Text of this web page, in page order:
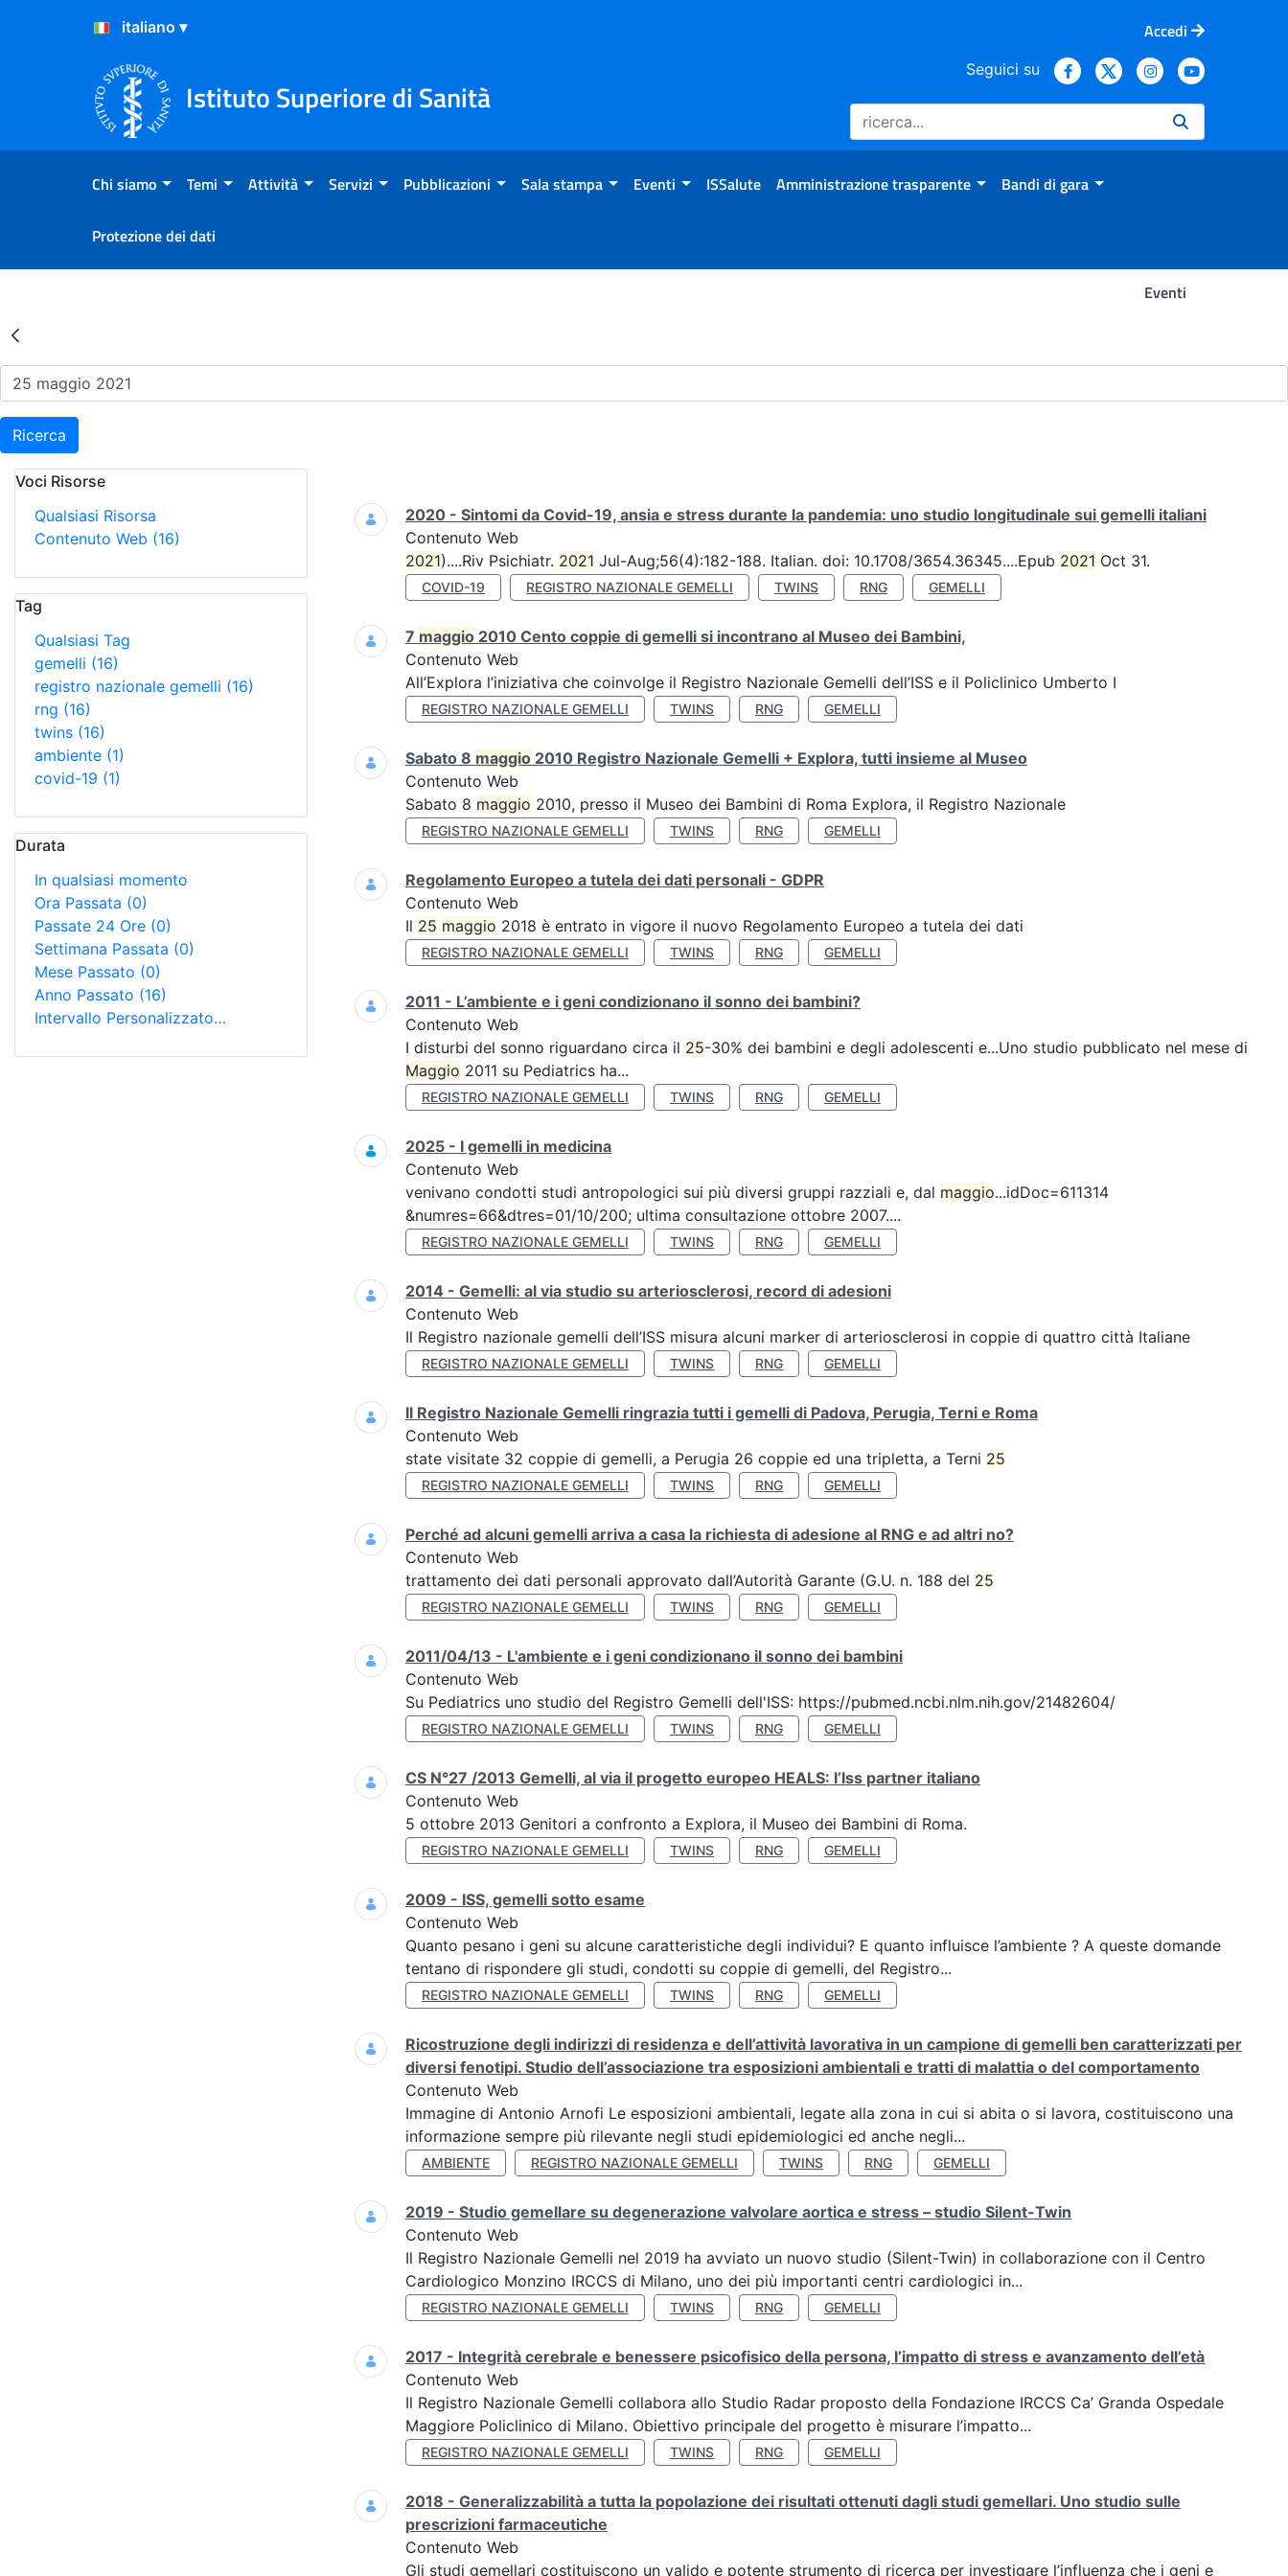
Salta al Contenuto
Salta al Footer
Accedi
Istituto Superiore di Sanità
Seguici su
Chi siamo Temi Attività Servizi Pubblicazioni Sala stampa Eventi ISSalute Amministrazione trasparente Bandi di gara
Protezione dei dati
Eventi
Risultati della Ricerca - Eventi
Ricerca
Voci Risorse
Qualsiasi Risorsa
Contenuto Web (16)
Tag
Qualsiasi Tag
gemelli (16)
registro nazionale gemelli (16)
rng (16)
twins (16)
ambiente (1)
covid-19 (1)
Durata
In qualsiasi momento
Ora Passata (0)
Passate 24 Ore (0)
Settimana Passata (0)
Mese Passato (0)
Anno Passato (16)
Intervallo Personalizzato…
Ricerca
2020 - Sintomi da Covid-19, ansia e stress durante la pandemia: uno studio longitudinale sui gemelli italiani
Contenuto Web
2021)....Riv Psichiatr. 2021 Jul-Aug;56(4):182-188. Italian. doi: 10.1708/3654.36345....Epub 2021 Oct 31.
COVID-19 REGISTRO NAZIONALE GEMELLI TWINS RNG GEMELLI
7 maggio 2010 Cento coppie di gemelli si incontrano al Museo dei Bambini,
Contenuto Web
All’Explora l’iniziativa che coinvolge il Registro Nazionale Gemelli dell’ISS e il Policlinico Umberto I
REGISTRO NAZIONALE GEMELLI TWINS RNG GEMELLI
Sabato 8 maggio 2010 Registro Nazionale Gemelli + Explora, tutti insieme al Museo
Contenuto Web
Sabato 8 maggio 2010, presso il Museo dei Bambini di Roma Explora, il Registro Nazionale
REGISTRO NAZIONALE GEMELLI TWINS RNG GEMELLI
Regolamento Europeo a tutela dei dati personali - GDPR
Contenuto Web
Il 25 maggio 2018 è entrato in vigore il nuovo Regolamento Europeo a tutela dei dati
REGISTRO NAZIONALE GEMELLI TWINS RNG GEMELLI
2011 - L’ambiente e i geni condizionano il sonno dei bambini?
Contenuto Web
I disturbi del sonno riguardano circa il 25-30% dei bambini e degli adolescenti e...Uno studio pubblicato nel mese di
Maggio 2011 su Pediatrics ha...
REGISTRO NAZIONALE GEMELLI TWINS RNG GEMELLI
2025 - I gemelli in medicina
Contenuto Web
venivano condotti studi antropologici sui più diversi gruppi razziali e, dal maggio...idDoc=611314
&numres=66&dtres=01/10/200; ultima consultazione ottobre 2007....
REGISTRO NAZIONALE GEMELLI TWINS RNG GEMELLI
2014 - Gemelli: al via studio su arteriosclerosi, record di adesioni
Contenuto Web
Il Registro nazionale gemelli dell’ISS misura alcuni marker di arteriosclerosi in coppie di quattro città Italiane
REGISTRO NAZIONALE GEMELLI TWINS RNG GEMELLI
Il Registro Nazionale Gemelli ringrazia tutti i gemelli di Padova, Perugia, Terni e Roma
Contenuto Web
state visitate 32 coppie di gemelli, a Perugia 26 coppie ed una tripletta, a Terni 25
REGISTRO NAZIONALE GEMELLI TWINS RNG GEMELLI
Perché ad alcuni gemelli arriva a casa la richiesta di adesione al RNG e ad altri no?
Contenuto Web
trattamento dei dati personali approvato dall’Autorità Garante (G.U. n. 188 del 25
REGISTRO NAZIONALE GEMELLI TWINS RNG GEMELLI
2011/04/13 - L'ambiente e i geni condizionano il sonno dei bambini
Contenuto Web
Su Pediatrics uno studio del Registro Gemelli dell'ISS: https://pubmed.ncbi.nlm.nih.gov/21482604/
REGISTRO NAZIONALE GEMELLI TWINS RNG GEMELLI
CS N°27 /2013 Gemelli, al via il progetto europeo HEALS: l’Iss partner italiano
Contenuto Web
5 ottobre 2013 Genitori a confronto a Explora, il Museo dei Bambini di Roma.
REGISTRO NAZIONALE GEMELLI TWINS RNG GEMELLI
2009 - ISS, gemelli sotto esame
Contenuto Web
Quanto pesano i geni su alcune caratteristiche degli individui? E quanto influisce l’ambiente ? A queste domande
tentano di rispondere gli studi, condotti su coppie di gemelli, del Registro...
REGISTRO NAZIONALE GEMELLI TWINS RNG GEMELLI
Ricostruzione degli indirizzi di residenza e dell’attività lavorativa in un campione di gemelli ben caratterizzati per
diversi fenotipi. Studio dell’associazione tra esposizioni ambientali e tratti di malattia o del comportamento
Contenuto Web
Immagine di Antonio Arnofi Le esposizioni ambientali, legate alla zona in cui si abita o si lavora, costituiscono una
informazione sempre più rilevante negli studi epidemiologici ed anche negli...
AMBIENTE REGISTRO NAZIONALE GEMELLI TWINS RNG GEMELLI
2019 - Studio gemellare su degenerazione valvolare aortica e stress – studio Silent-Twin
Contenuto Web
Il Registro Nazionale Gemelli nel 2019 ha avviato un nuovo studio (Silent-Twin) in collaborazione con il Centro
Cardiologico Monzino IRCCS di Milano, uno dei più importanti centri cardiologici in...
REGISTRO NAZIONALE GEMELLI TWINS RNG GEMELLI
2017 - Integrità cerebrale e benessere psicofisico della persona, l’impatto di stress e avanzamento dell’età
Contenuto Web
Il Registro Nazionale Gemelli collabora allo Studio Radar proposto della Fondazione IRCCS Ca’ Granda Ospedale
Maggiore Policlinico di Milano. Obiettivo principale del progetto è misurare l’impatto...
REGISTRO NAZIONALE GEMELLI TWINS RNG GEMELLI
2018 - Generalizzabilità a tutta la popolazione dei risultati ottenuti dagli studi gemellari. Uno studio sulle
prescrizioni farmaceutiche
Contenuto Web
Gli studi gemellari costituiscono un valido e potente strumento di ricerca per investigare l’influenza che i geni e